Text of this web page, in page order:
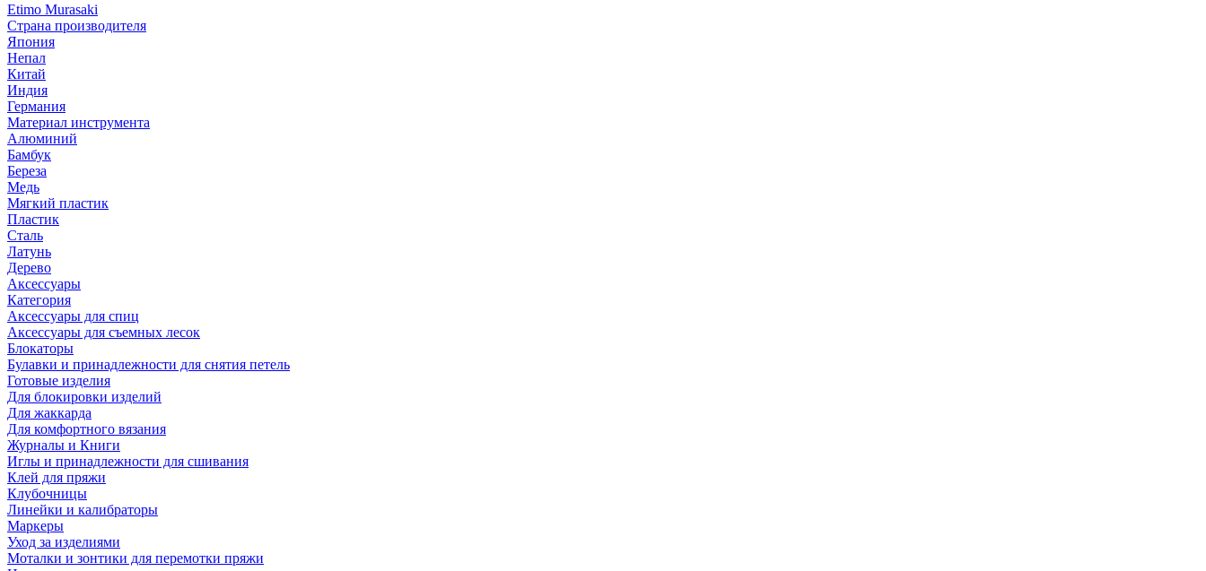
Etimo Murasaki
Страна производителя
Япония
Непал
Китай
Индия
Германия
Материал инструмента
Алюминий
Бамбук
Береза
Медь
Мягкий пластик
Пластик
Сталь
Латунь
Дерево
Аксессуары
Категория
Аксессуары для спиц
Аксессуары для съемных лесок
Блокаторы
Булавки и принадлежности для снятия петель
Готовые изделия
Для блокировки изделий
Для жаккарда
Для комфортного вязания
Журналы и Книги
Иглы и принадлежности для сшивания
Клей для пряжи
Клубочницы
Линейки и калибраторы
Маркеры
Уход за изделиями
Моталки и зонтики для перемотки пряжи